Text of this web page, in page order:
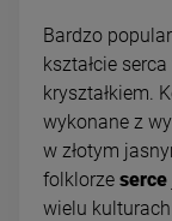
Bardzo
kształcie
kryształkiem.
wykonane z
w złotym
folklorze serce
wielu